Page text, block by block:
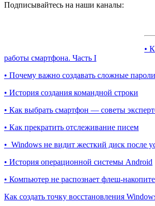
Подписывайтесь на наши каналы:
•
работы смартфона. Часть I
• Почему важно создавать сложные
• История создания командной строки
• Как выбрать смартфон — советы
• Как прекратить отслеживание писем
• Windows не видит жесткий диск после
• История операционной системы Android
• Компьютер не распознает флеш-
Как создать точку восстановления